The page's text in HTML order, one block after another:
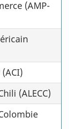
(AMP-
(ALECC)